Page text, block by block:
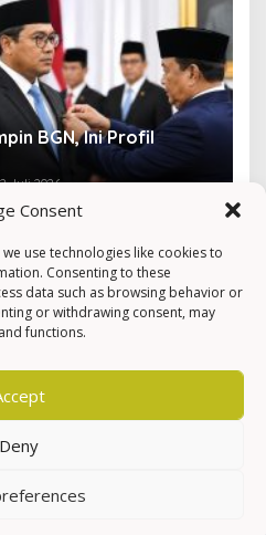
Consent
use technologies like cookies to
Consenting to these
data such as browsing behavior or
or withdrawing consent, may
functions.
Deny
BGN, Ini Profil
Juli 2026 Di
Policy & Terms of Service